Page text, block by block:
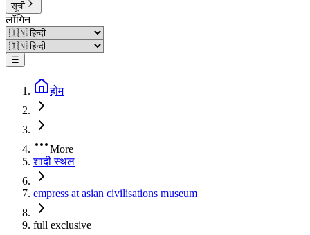
सूची
लॉगिन
☰
होम
More
शादी स्थल
empress at asian civilisations museum
full exclusive